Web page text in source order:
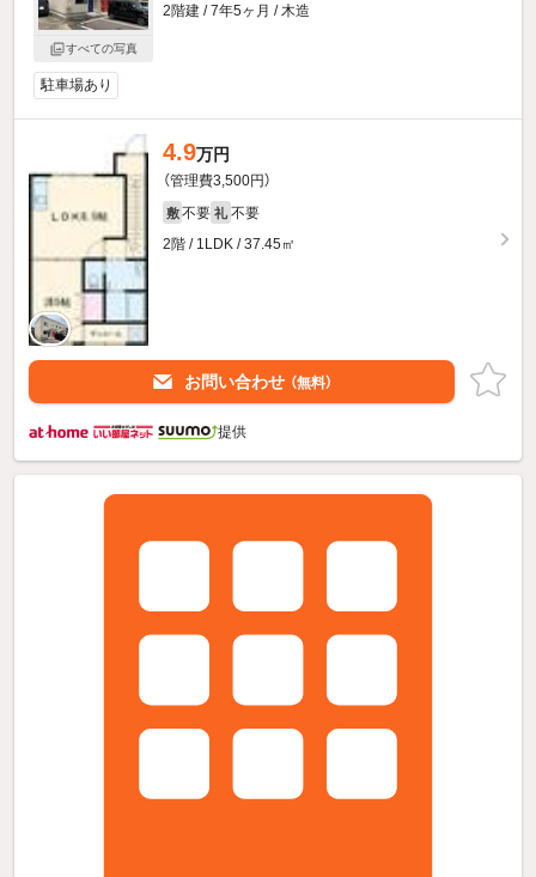
すべての写真
2階建 / 7年5ヶ月 / 木造
駐車場あり
4.9万円
（管理費3,500円）
敷 不要 礼 不要
2階 / 1LDK / 37.45㎡
お問い合わせ （無料）
提供